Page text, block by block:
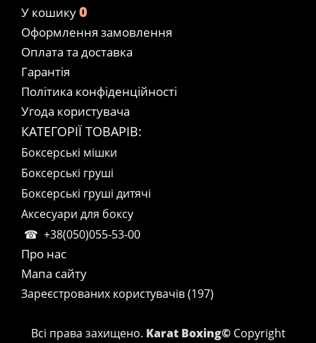
У кошику0
Оформлення замовлення
Оплата та доставка
Гарантія
Політика конфіденційності
Угода користувача
КАТЕГОРІЇ ТОВАРІВ:
Боксерські мішки
Боксерські груші
Боксерські груші дитячі
Аксесуари для боксу
+38(050)055-53-00
Про нас
Мапа сайту
Зареєстрованих користувачів (197)
Всі права захищено. Karat Boxing© Copyright